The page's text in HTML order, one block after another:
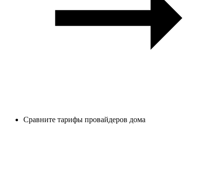
Сравните тарифы провайдеров дома